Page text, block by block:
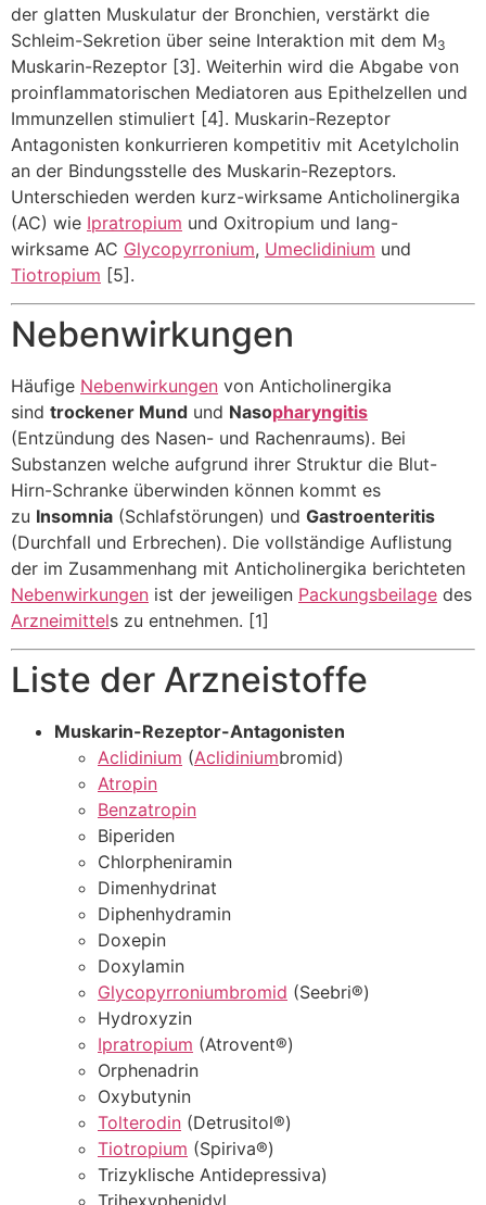
der glatten Muskulatur der Bronchien, verstärkt die
Schleim-Sekretion über seine Interaktion mit dem M3
Muskarin-Rezeptor [3]. Weiterhin wird die Abgabe von
proinflammatorischen Mediatoren aus Epithelzellen und
Immunzellen stimuliert [4]. Muskarin-Rezeptor
Antagonisten konkurrieren kompetitiv mit Acetylcholin
an der Bindungsstelle des Muskarin-Rezeptors.
Unterschieden werden kurz-wirksame Anticholinergika
(AC) wie Ipratropium und Oxitropium und lang-
wirksame AC Glycopyrronium, Umeclidinium und
Tiotropium [5].
Nebenwirkungen
Häufige Nebenwirkungen von Anticholinergika
sind trockener Mund und Nasopharyngitis
(Entzündung des Nasen- und Rachenraums). Bei
Substanzen welche aufgrund ihrer Struktur die Blut-
Hirn-Schranke überwinden können kommt es
zu Insomnia (Schlafstörungen) und Gastroenteritis
(Durchfall und Erbrechen). Die vollständige Auflistung
der im Zusammenhang mit Anticholinergika berichteten
Nebenwirkungen ist der jeweiligen Packungsbeilage des
Arzneimittels zu entnehmen. [1]
Liste der Arzneistoffe
Muskarin-Rezeptor-Antagonisten
Aclidinium (Aclidiniumbromid)
Atropin
Benzatropin
Biperiden
Chlorpheniramin
Dimenhydrinat
Diphenhydramin
Doxepin
Doxylamin
Glycopyrroniumbromid (Seebri®)
Hydroxyzin
Ipratropium (Atrovent®)
Orphenadrin
Oxybutynin
Tolterodin (Detrusitol®)
Tiotropium (Spiriva®)
Trizyklische Antidepressiva)